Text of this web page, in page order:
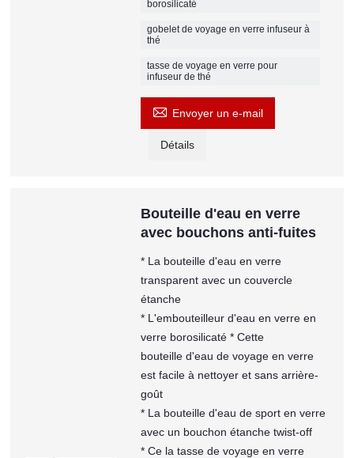
borosilicaté
gobelet de voyage en verre infuseur à
thé
tasse de voyage en verre pour
infuseur de thé
 Envoyer un e-mail
Détails
Bouteille d'eau en verre
avec bouchons anti-fuites
* La bouteille d'eau en verre
transparent avec un couvercle
étanche
* L'embouteilleur d'eau en verre en
verre borosilicaté * Cette
bouteille d'eau de voyage en verre
est facile à nettoyer et sans arrière-
goût
* La bouteille d'eau de sport en verre
avec un bouchon étanche twist-off
* Ce la tasse de voyage en verre